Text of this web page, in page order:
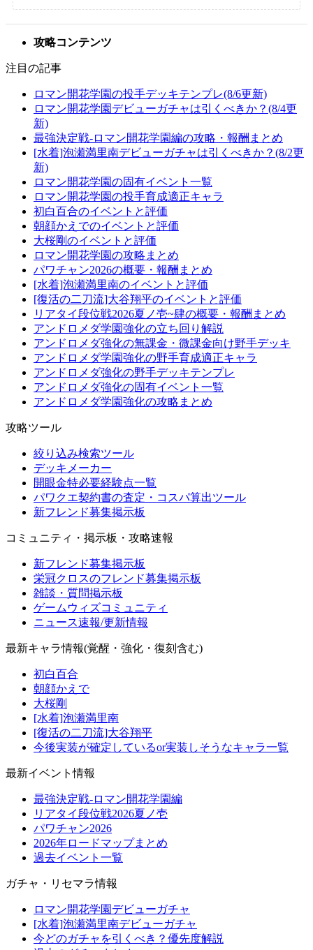
攻略コンテンツ
注目の記事
ロマン開花学園の投手デッキテンプレ(8/6更新)
ロマン開花学園デビューガチャは引くべきか？(8/4更
新)
最強決定戦-ロマン開花学園編の攻略・報酬まとめ
[水着]泡瀬満里南デビューガチャは引くべきか？(8/2更
新)
ロマン開花学園の固有イベント一覧
ロマン開花学園の投手育成適正キャラ
初白百合のイベントと評価
朝顔かえでのイベントと評価
大桜剛のイベントと評価
ロマン開花学園の攻略まとめ
パワチャン2026の概要・報酬まとめ
[水着]泡瀬満里南のイベントと評価
[復活の二刀流]大谷翔平のイベントと評価
リアタイ段位戦2026夏ノ壱~肆の概要・報酬まとめ
アンドロメダ学園強化の立ち回り解説
アンドロメダ強化の無課金・微課金向け野手デッキ
アンドロメダ学園強化の野手育成適正キャラ
アンドロメダ強化の野手デッキテンプレ
アンドロメダ強化の固有イベント一覧
アンドロメダ学園強化の攻略まとめ
攻略ツール
絞り込み検索ツール
デッキメーカー
開眼金特必要経験点一覧
パワクエ契約書の査定・コスパ算出ツール
新フレンド募集掲示板
コミュニティ・掲示板・攻略速報
新フレンド募集掲示板
栄冠クロスのフレンド募集掲示板
雑談・質問掲示板
ゲームウィズコミュニティ
ニュース速報/更新情報
最新キャラ情報(覚醒・強化・復刻含む)
初白百合
朝顔かえで
大桜剛
[水着]泡瀬満里南
[復活の二刀流]大谷翔平
今後実装が確定しているor実装しそうなキャラ一覧
最新イベント情報
最強決定戦-ロマン開花学園編
リアタイ段位戦2026夏ノ壱
パワチャン2026
2026年ロードマップまとめ
過去イベント一覧
ガチャ・リセマラ情報
ロマン開花学園デビューガチャ
[水着]泡瀬満里南デビューガチャ
今どのガチャを引くべき？優先度解説